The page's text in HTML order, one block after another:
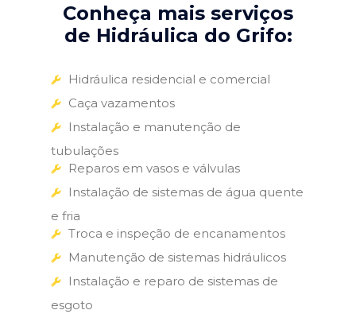
Conheça mais serviços
de Hidráulica do Grifo:
Hidráulica residencial e comercial
Caça vazamentos
Instalação e manutenção de
tubulações
Reparos em vasos e válvulas
Instalação de sistemas de água quente
e fria
Troca e inspeção de encanamentos
Manutenção de sistemas hidráulicos
Instalação e reparo de sistemas de
esgoto